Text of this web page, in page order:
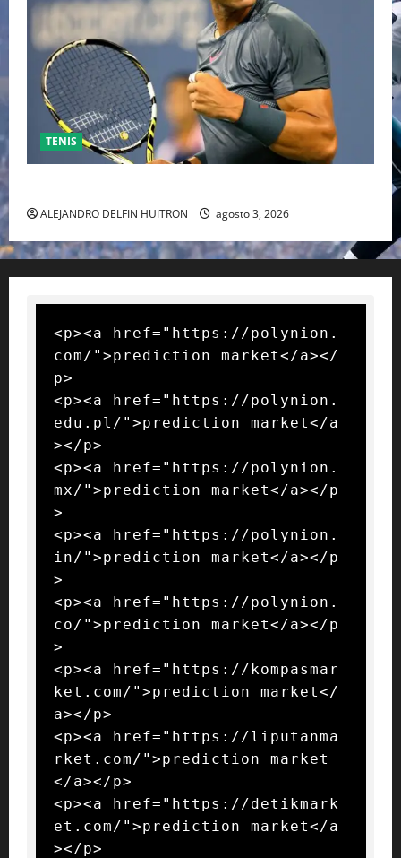
TENIS
ALEJANDRO DELFIN HUITRON agosto 3, 2026
<p><a href="https://polynion.
com/">prediction market</a></
p>
<p><a href="https://polynion.
edu.pl/">prediction market</a
></p>
<p><a href="https://polynion.
mx/">prediction market</a></p
>
<p><a href="https://polynion.
in/">prediction market</a></p
>
<p><a href="https://polynion.
co/">prediction market</a></p
>
<p><a href="https://kompasmar
ket.com/">prediction market</
a></p>
<p><a href="https://liputanma
rket.com/">prediction market
</a></p>
<p><a href="https://detikmark
et.com/">prediction market</a
></p>